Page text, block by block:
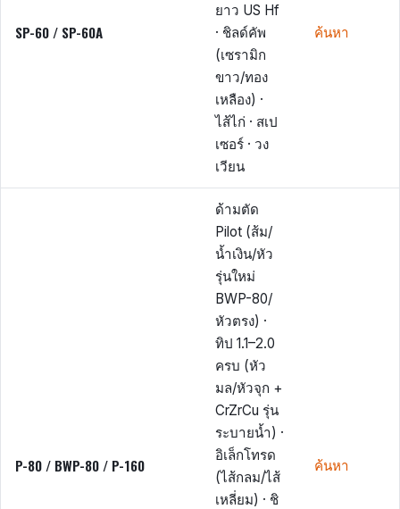
SP-60 / SP-60A
ยาว US Hf
· ชิลด์คัพ
(เซรามิก
ขาว/ทอง
เหลือง) ·
ไส้ไก่ · สเป
เซอร์ · วง
เวียน
ค้นหา
P-80 / BWP-80 / P-160
ด้ามตัด
Pilot (ส้ม/
น้ำเงิน/หัว
รุ่นใหม่
BWP-80/
หัวตรง) ·
ทิป 1.1–2.0
ครบ (หัว
มล/หัวจุก +
CrZrCu รุ่น
ระบายน้ำ) ·
อิเล็กโทรด
(ไส้กลม/ไส้
เหลี่ยม) · ชิ
ค้นหา